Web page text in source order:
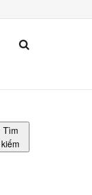
Tìm
kiếm